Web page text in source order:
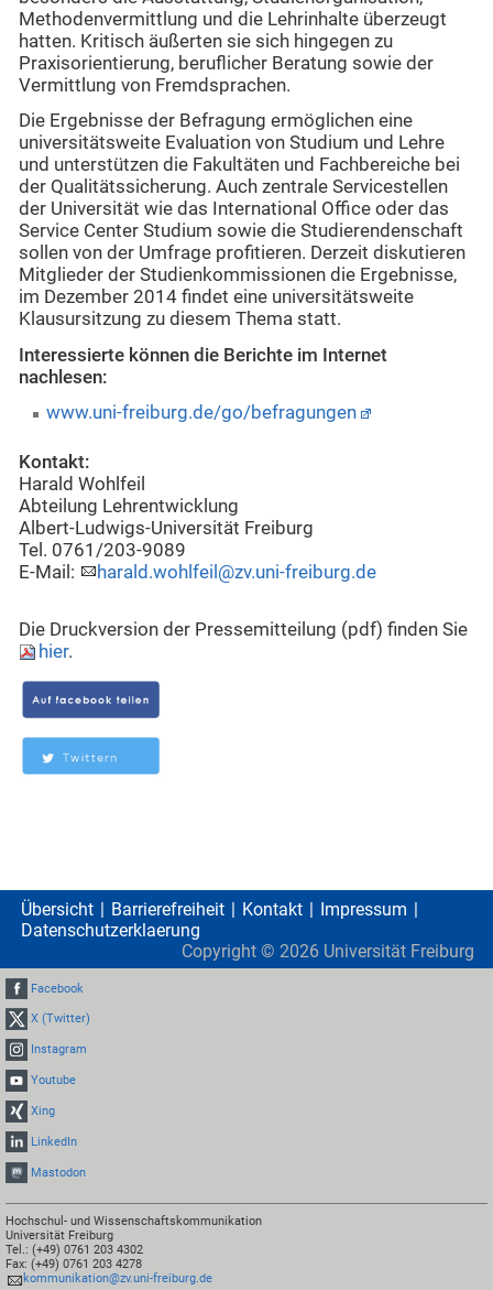
Methodenvermittlung und die Lehrinhalte überzeugt
hatten. Kritisch äußerten sie sich hingegen zu
Praxisorientierung, beruflicher Beratung sowie der
Vermittlung von Fremdsprachen.
Die Ergebnisse der Befragung ermöglichen eine
universitätsweite Evaluation von Studium und Lehre
und unterstützen die Fakultäten und Fachbereiche bei
der Qualitätssicherung. Auch zentrale Servicestellen
der Universität wie das International Office oder das
Service Center Studium sowie die Studierendenschaft
sollen von der Umfrage profitieren. Derzeit diskutieren
Mitglieder der Studienkommissionen die Ergebnisse,
im Dezember 2014 findet eine universitätsweite
Klausursitzung zu diesem Thema statt.
Interessierte können die Berichte im Internet
nachlesen:
www.uni-freiburg.de/go/befragungen
Kontakt:
Harald Wohlfeil
Abteilung Lehrentwicklung
Albert-Ludwigs-Universität Freiburg
Tel. 0761/203-9089
E-Mail:
harald.wohlfeil@zv.uni-freiburg.de
Die Druckversion der Pressemitteilung (pdf) finden Sie
hier.
Übersicht Barrierefreiheit Kontakt
Impressum
Datenschutzerklaerung
Copyright © 2026 Universität Freiburg
Facebook
X (Twitter)
Instagram
Youtube
Xing
LinkedIn
Mastodon
Hochschul- und Wissenschaftskommunikation
Universität Freiburg
Tel.: (+49) 0761 203 4302
Fax: (+49) 0761 203 4278
kommunikation@zv.uni-freiburg.de